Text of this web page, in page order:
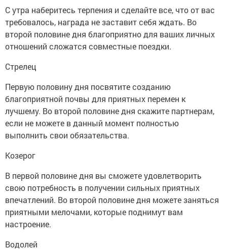
С утра наберитесь терпения и сделайте все, что от вас
требовалось, награда не заставит себя ждать. Во
второй половине дня благоприятно для ваших личных
отношений сложатся совместные поездки.
Стрелец
Первую половину дня посвятите созданию
благоприятной почвы для приятных перемен к
лучшему. Во второй половине дня скажите партнерам,
если не можете в данный момент полностью
выполнить свои обязательства.
Козерог
В первой половине дня вы сможете удовлетворить
свою потребность в получении сильных приятных
впечатлений. Во второй половине дня можете заняться
приятными мелочами, которые поднимут вам
настроение.
Водолей